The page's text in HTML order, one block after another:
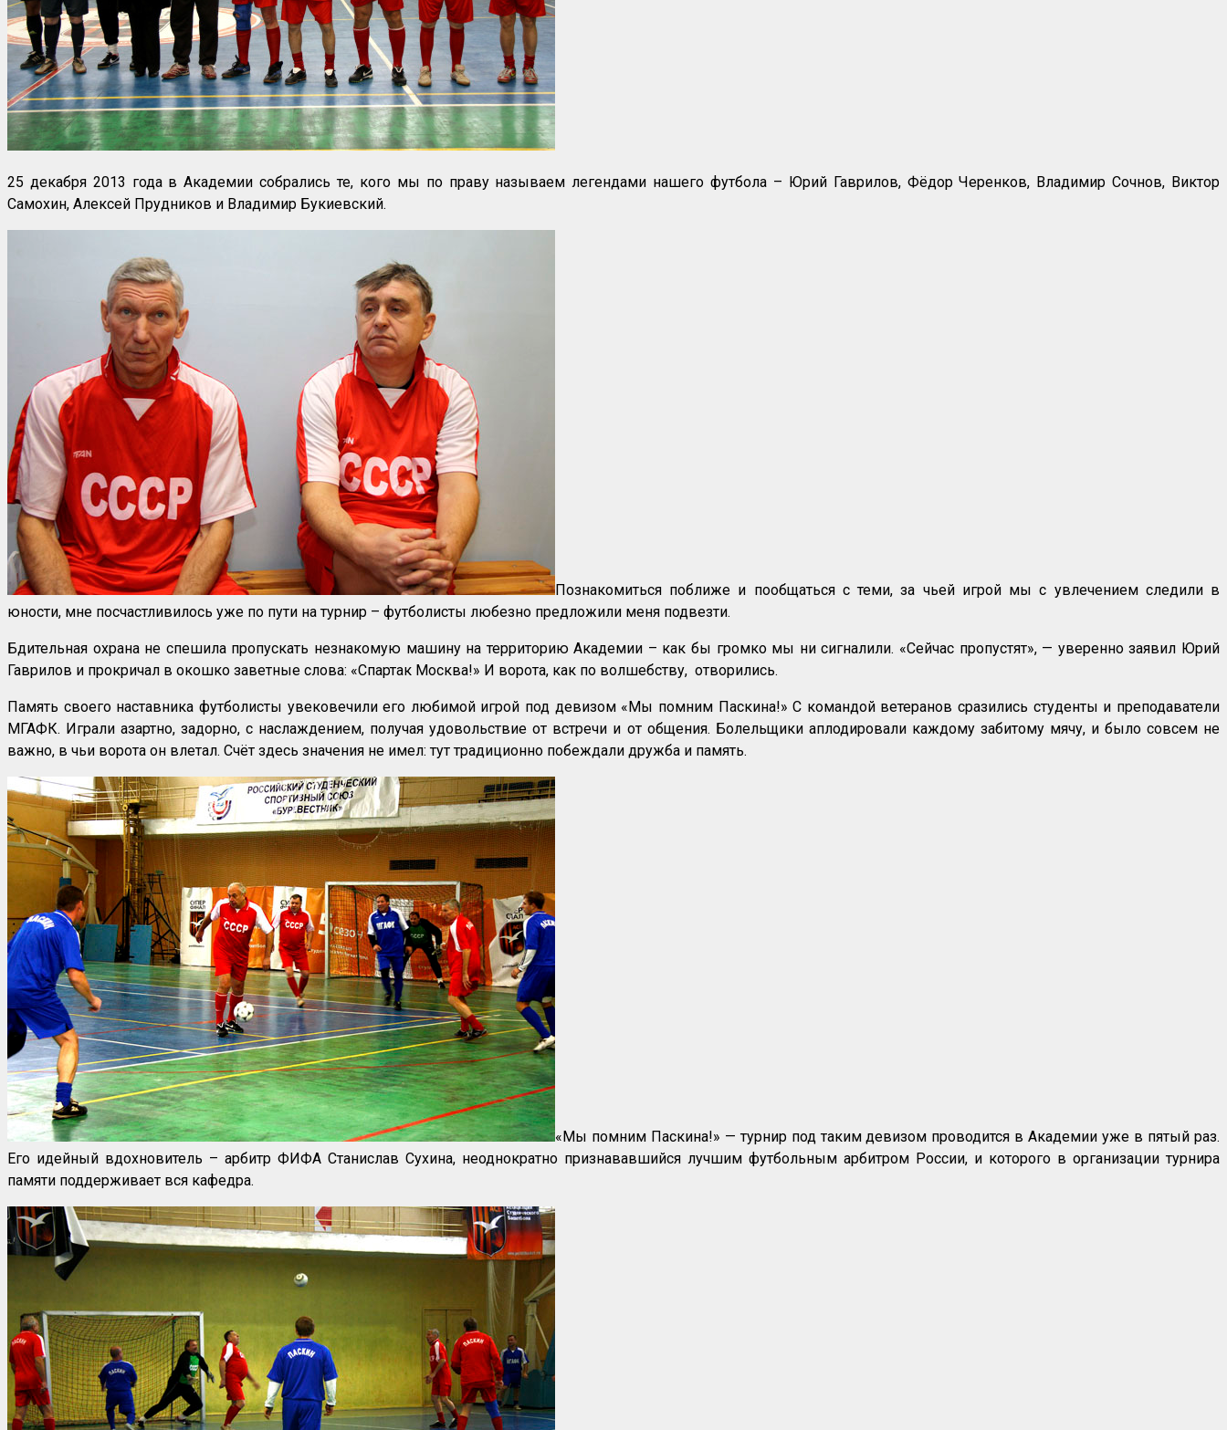
25 декабря 2013 года в Академии собрались те, кого мы по праву называем легендами нашего футбола – Юрий Гаврилов, Фёдор Черенков, Владимир Сочнов, Виктор
Самохин, Алексей Прудников и Владимир Букиевский.
Познакомиться поближе и пообщаться с теми, за чьей игрой мы с увлечением следили в
юности, мне посчастливилось уже по пути на турнир – футболисты любезно предложили меня подвезти.
Бдительная охрана не спешила пропускать незнакомую машину на территорию Академии – как бы громко мы ни сигналили. «Сейчас пропустят», — уверенно заявил Юрий
Гаврилов и прокричал в окошко заветные слова: «Спартак Москва!» И ворота, как по волшебству, отворились.
Память своего наставника футболисты увековечили его любимой игрой под девизом «Мы помним Паскина!» С командой ветеранов сразились студенты и преподаватели
МГАФК. Играли азартно, задорно, с наслаждением, получая удовольствие от встречи и от общения. Болельщики аплодировали каждому забитому мячу, и было совсем не
важно, в чьи ворота он влетал. Счёт здесь значения не имел: тут традиционно побеждали дружба и память.
«Мы помним Паскина!» — турнир под таким девизом проводится в Академии уже в пятый раз.
Его идейный вдохновитель – арбитр ФИФА Станислав Сухина, неоднократно признававшийся лучшим футбольным арбитром России, и которого в организации турнира
памяти поддерживает вся кафедра.